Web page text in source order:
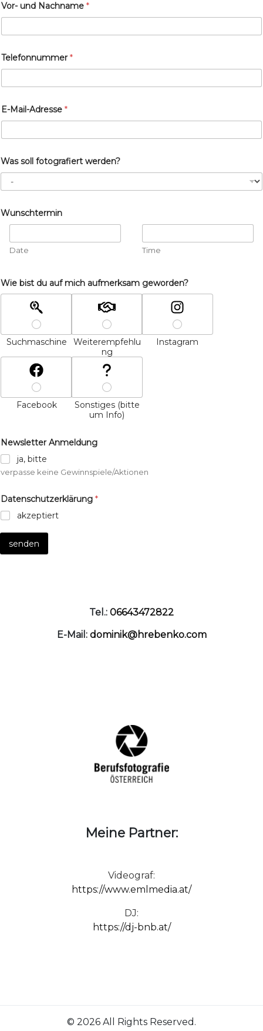
Vor- und Nachname *
Telefonnummer*
E-Mail-Adresse *
Was soll fotografiert werden?
Wunschtermin
Date Time
Wie bist du auf mich aufmerksam geworden?
Suchmaschine
Weiterempfehlu
ng
Instagram
Facebook
Sonstiges (bitte
um Info)
Newsletter Anmeldung
ja, bitte
verpasse keine Gewinnspiele/Aktionen
Datenschutzerklärung *
akzeptiert
senden
Tel.: 06643472822
E-Mail: dominik@hrebenko.com
Meine Partner:
Videograf:
https://www.emlmedia.at/
DJ:
https://dj-bnb.at/
© 2026 All Rights Reserved.